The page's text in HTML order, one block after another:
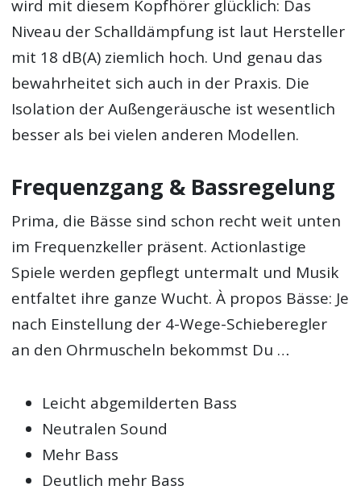
wird mit diesem Kopfhörer glücklich: Das
Niveau der Schalldämpfung ist laut Hersteller
mit 18 dB(A) ziemlich hoch. Und genau das
bewahrheitet sich auch in der Praxis. Die
Isolation der Außengeräusche ist wesentlich
besser als bei vielen anderen Modellen.
Frequenzgang & Bassregelung
Prima, die Bässe sind schon recht weit unten
im Frequenzkeller präsent. Actionlastige
Spiele werden gepflegt untermalt und Musik
entfaltet ihre ganze Wucht. À propos Bässe: Je
nach Einstellung der 4-Wege-Schieberegler
an den Ohrmuscheln bekommst Du …
Leicht abgemilderten Bass
Neutralen Sound
Mehr Bass
Deutlich mehr Bass